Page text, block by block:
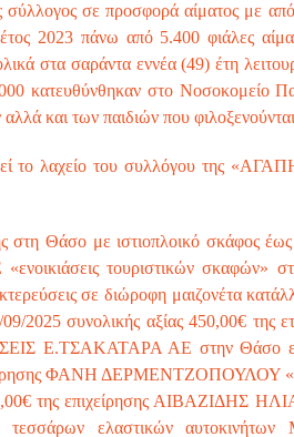
σύλλογος σε προσφορά αίματος με
2023 πάνω από 5.400 φιάλες
στα σαράντα εννέα (49) έτη
κατευθύνθηκαν στο Νοσοκομείο
και των παιδιών που
το λαχείο του συλλόγου της
στη Θάσο με ιστιοπλοικό σκάφος
τουριστικών σκαφών»
σε διώροφη μαιζονέτα
09/2025 συνολικής αξίας
Ε.ΤΣΑΚΑΤΑΡΑ ΑΕ στην Θάσο
ΦΑΝΗ ΔΕΡΜΕΝΤΖΟΠΟΥΛΟΥ
της επιχείρησης ΑΙΒΑΖΙΔΗΣ
ελαστικών αυτοκινήτων